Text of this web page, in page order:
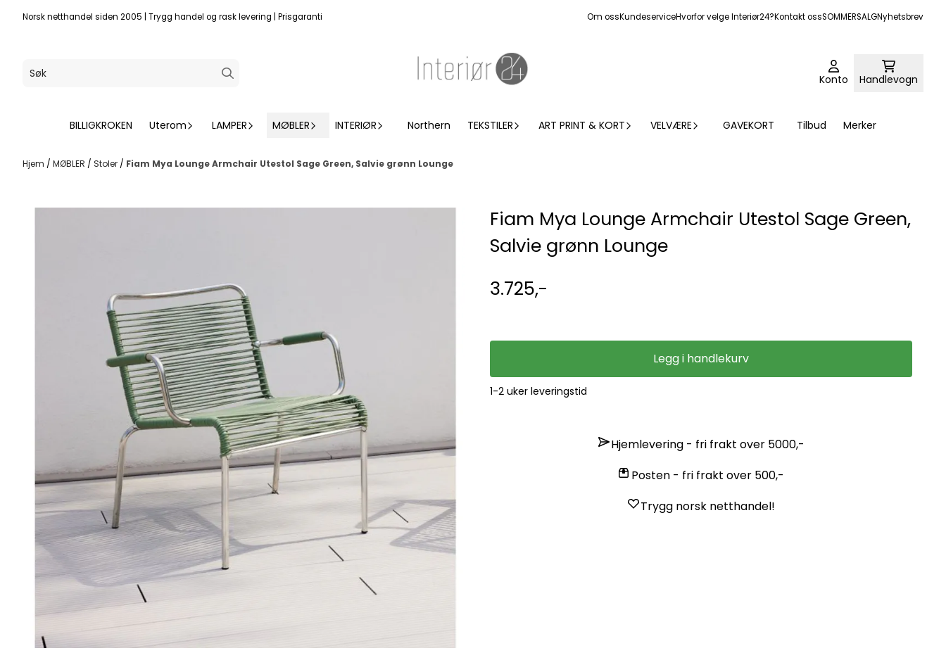
Hopp til innhold
Norsk netthandel siden 2005 Trygg handel og rask levering Prisgaranti Om ossKundeserviceHvorfor velge Interiør24?Kontakt ossSOMMERSALGNyhetsbrev
Konto Handlevogn
BILLIGKROKEN Uterom LAMPER MØBLER INTERIØR Northern TEKSTILER ART PRINT & KORT VELVÆRE GAVEKORT Tilbud Merker
Hjem / MØBLER / Stoler / Fiam Mya Lounge Armchair Utestol Sage Green, Salvie grønn Lounge
Fiam Mya Lounge Armchair Utestol Sage Green,
Salvie grønn Lounge
3.725,-
Legg i handlekurv
1-2 uker leveringstid
Hjemlevering - fri frakt over 5000,-
Posten - fri frakt over 500,-
Trygg norsk netthandel!